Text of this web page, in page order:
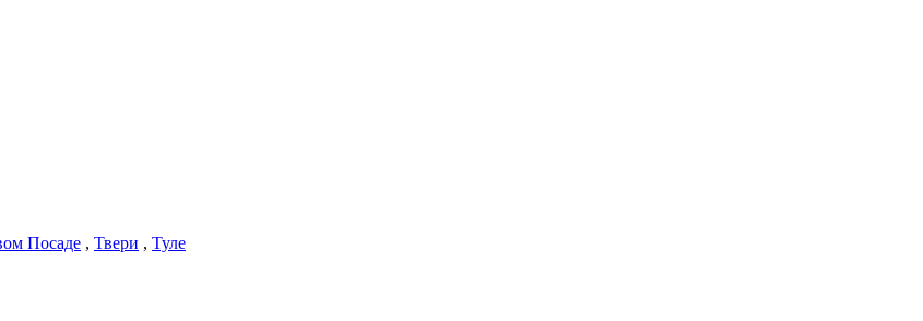
Посаде , Твери , Туле